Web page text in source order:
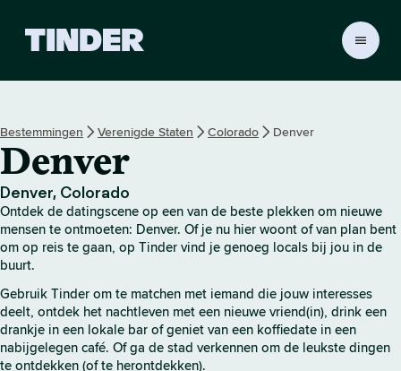
r
e
p
a
n
a
Bestemmingen Verenigde Staten Colorado Denver
Denver
Denver, Colorado
Ontdek de datingscene op een van de beste plekken om nieuwe
mensen te ontmoeten: Denver. Of je nu hier woont of van plan bent
om op reis te gaan, op Tinder vind je genoeg locals bij jou in de
buurt.
Gebruik Tinder om te matchen met iemand die jouw interesses
deelt, ontdek het nachtleven met een nieuwe vriend(in), drink een
drankje in een lokale bar of geniet van een koffiedate in een
nabijgelegen café. Of ga de stad verkennen om de leukste dingen
te ontdekken (of te herontdekken).